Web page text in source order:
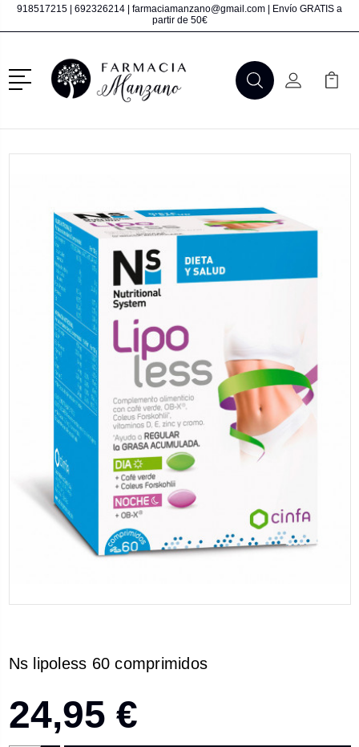
918517215 692326214 farmaciamanzano@gmail.com | Envío GRATIS a
partir de 50€
Menú
BuscarMi Cuenta
Mi
Ns lipoless 60 comprimidos
24,95 €